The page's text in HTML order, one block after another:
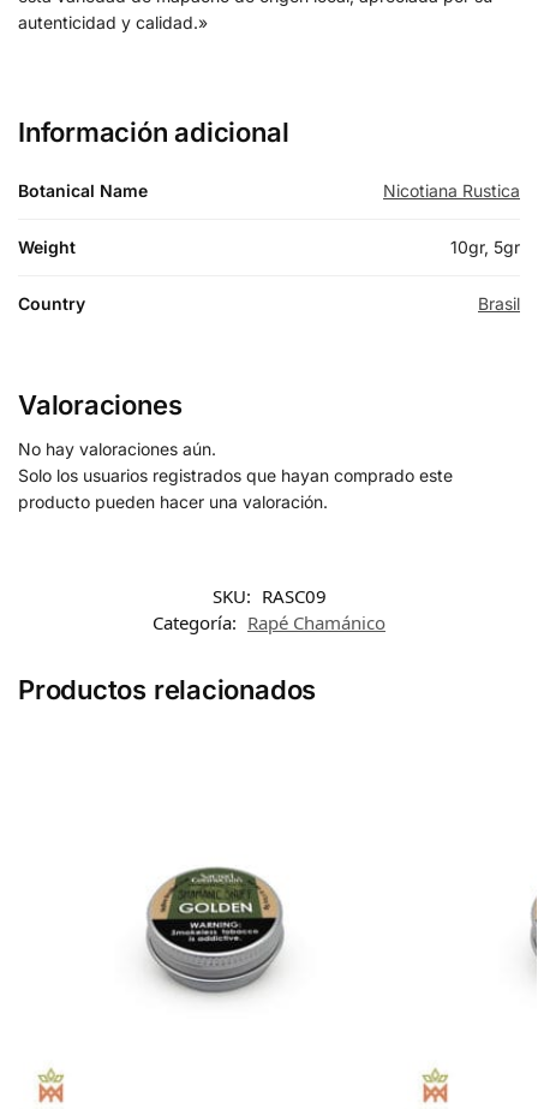
autenticidad y calidad.»
Información adicional
Botanical Name Nicotiana Rustica
Weight 10gr, 5gr
Country Brasil
Valoraciones
No hay valoraciones aún.
Solo los usuarios registrados que hayan comprado este
producto pueden hacer una valoración.
SKU: RASC09
Categoría: Rapé Chamánico
Productos relacionados